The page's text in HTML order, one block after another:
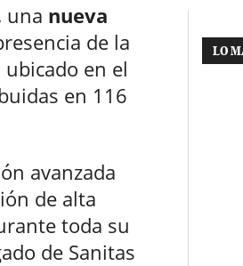
una nueva
de la
en el
en 116
avanzada
de alta
toda su
de Sanitas
LO